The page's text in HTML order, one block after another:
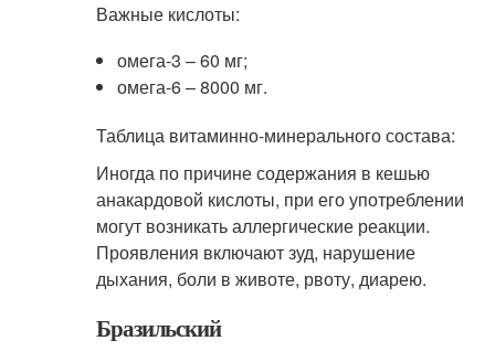
Важные кислоты:
омега-3 – 60 мг;
омега-6 – 8000 мг.
Таблица витаминно-минерального состава:
Иногда по причине содержания в кешью
анакардовой кислоты, при его употреблении
могут возникать аллергические реакции.
Проявления включают зуд, нарушение
дыхания, боли в животе, рвоту, диарею.
Бразильский